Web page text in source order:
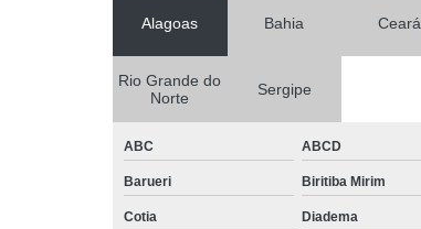
Alagoas Bahia Ceará
Rio Grande do
Norte
Sergipe
ABC ABCD
Barueri Biritiba Mirim
Cotia Diadema